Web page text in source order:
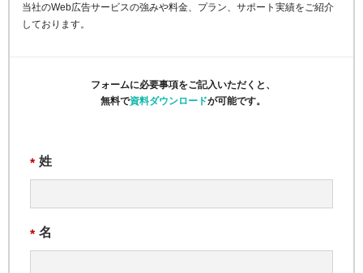
当社のWeb広告サービスの強みや料金、プラン、サポート実績をご紹介
しております。
フォームに必要事項をご記入いただくと、
無料で資料ダウンロードが可能です。
* 姓
* 名